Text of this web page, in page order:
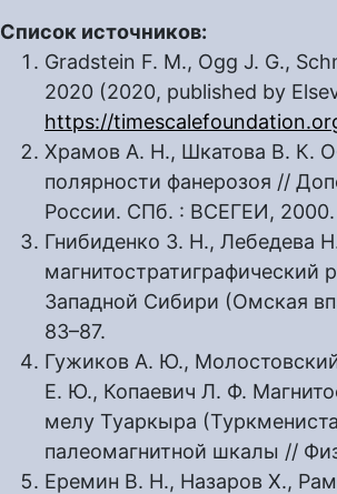
Список источников:
Gradstein F. M., Ogg J. G.,
2020 (2020, published by
https://
Храмов А. Н., Шкатова В. К.
полярности фанерозоя //
России. СПб. : ВСЕГЕИ,
Гнибиденко З. Н., Лебедева
магнитостратиграфический
Западной Сибири (Омская
83–87.
Гужиков А. Ю.,
Е. Ю., Копаевич Л. Ф.
мелу Туаркыра
палеомагнитной шкалы //
Еремин В. Н., Назаров X.,